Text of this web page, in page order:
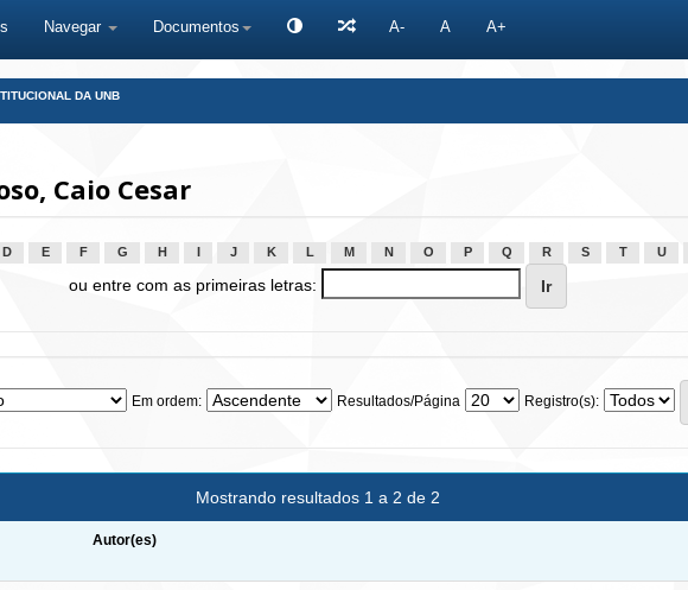
Navegar Documentos A- A A+
DA UNB
Caio Cesar
D E F G H J K L M N O P Q R S T U
ou entre com as primeiras letras:
Em ordem: Resultados/Página Registro(s):
Mostrando resultados 1 a 2 de 2
Autor(es)